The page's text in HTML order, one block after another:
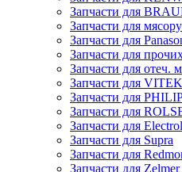
Запчасти для
Запчасти для
Запчасти для
Запчасти для
Запчасти для отеч.
Запчасти для VITEK
Запчасти для
Запчасти для
Запчасти для
Запчасти для Supra
Запчасти для
Запчасти для Zelmer